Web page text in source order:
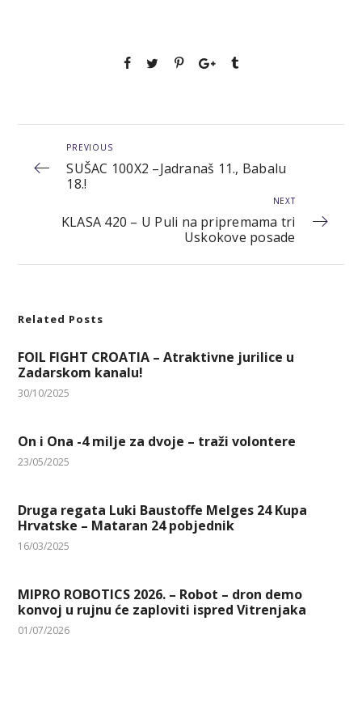
PREVIOUS
SUŠAC 100X2 –Jadranaš 11., Babalu
18.!
NEXT
KLASA 420 – U Puli na pripremama tri
Uskokove posade
Related Posts
FOIL FIGHT CROATIA – Atraktivne jurilice u
Zadarskom kanalu!
30/10/2025
On i Ona -4 milje za dvoje – traži volontere
23/05/2025
Druga regata Luki Baustoffe Melges 24 Kupa
Hrvatske – Mataran 24 pobjednik
16/03/2025
MIPRO ROBOTICS 2026. – Robot – dron demo
konvoj u rujnu će zaploviti ispred Vitrenjaka
01/07/2026